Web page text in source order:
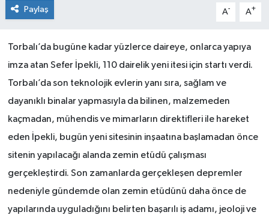
Paylaş A- A+
Torbalı’da bugüne kadar yüzlerce daireye, onlarca yapıya
imza atan Sefer İpekli, 110 dairelik yeni itesi için startı verdi.
Torbalı’da son teknolojik evlerin yanı sıra, sağlam ve
dayanıklı binalar yapmasıyla da bilinen, malzemeden
kaçmadan, mühendis ve mimarların direktifleri ile hareket
eden İpekli, bugün yeni sitesinin inşaatına başlamadan önce
sitenin yapılacağı alanda zemin etüdü çalışması
gerçekleştirdi. Son zamanlarda gerçekleşen depremler
nedeniyle gündemde olan zemin etüdünü daha önce de
yapılarında uyguladığını belirten başarılı iş adamı, jeoloji ve